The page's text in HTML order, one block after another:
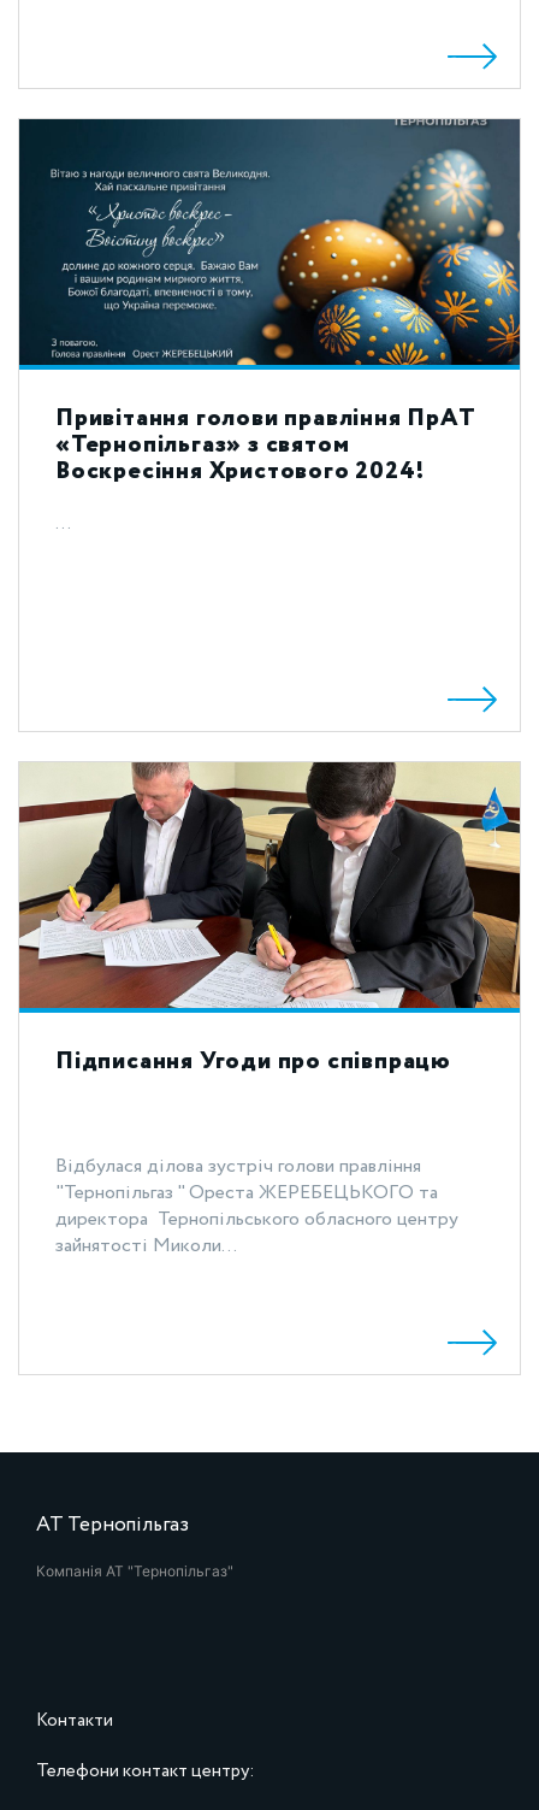
Привітання голови правління ПрАТ
«Тернопільгаз» з святом
Воскресіння Христового 2024!
...
Підписання Угоди про співпрацю
Відбулася ділова зустріч голови правління
"Тернопільгаз " Ореста ЖЕРЕБЕЦЬКОГО та
директора Тернопільського обласного центру
зайнятості Миколи...
АТ Тернопільгаз
Компанія АТ "Тернопільгаз"
Контакти
Телефони контакт центру: